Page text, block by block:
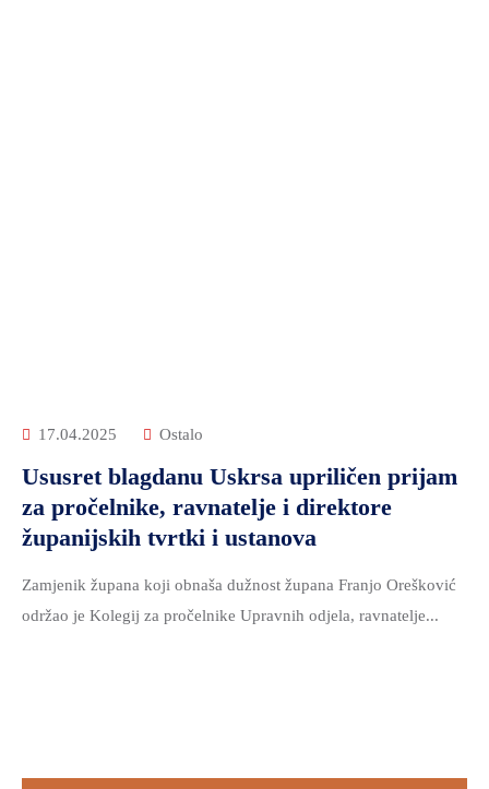
17.04.2025 Ostalo
Ususret blagdanu Uskrsa upriličen prijam
za pročelnike, ravnatelje i direktore
županijskih tvrtki i ustanova
Zamjenik župana koji obnaša dužnost župana Franjo Orešković
održao je Kolegij za pročelnike Upravnih odjela, ravnatelje...